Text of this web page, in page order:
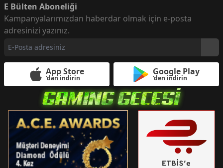
E Bülten Aboneliği
Kampanyalarımızdan haberdar olmak için e-posta
adresinizi yazınız.
App Store
'dan indirin
Google Play
'den indirin